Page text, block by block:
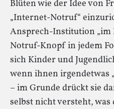
Blüten wie der Idee von
„Internet-Notruf“
Ansprech-Institution „im
Notruf-Knopf in jedem
sich Kinder und
wenn ihnen irgendetwas
– im Grunde drückt sie
selbst nicht versteht, was